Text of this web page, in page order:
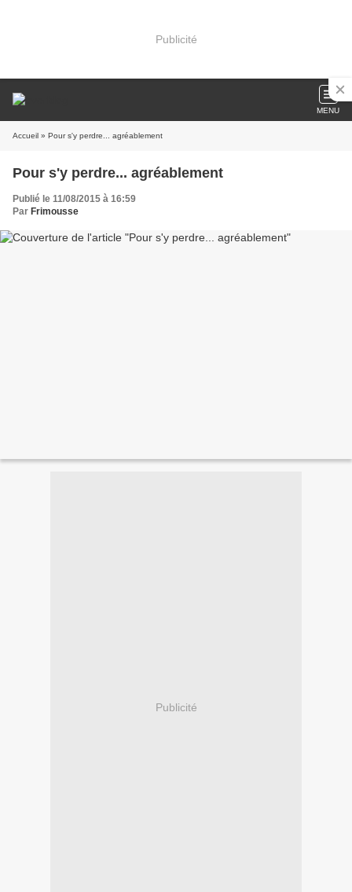
Publicité
MENU
Accueil » Pour s'y perdre... agréablement
Pour s'y perdre... agréablement
Publié le 11/08/2015 à 16:59
Par Frimousse
Publicité